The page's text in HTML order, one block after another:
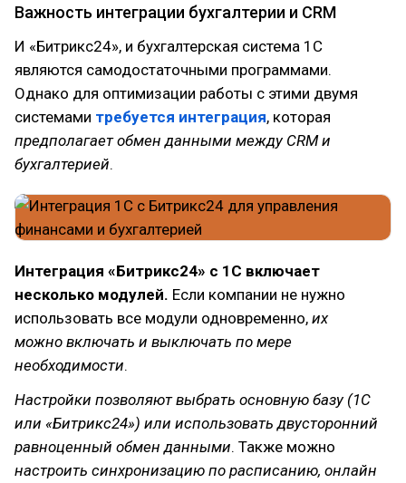
Важность интеграции бухгалтерии и CRM
И «Битрикс24», и бухгалтерская система 1С
являются самодостаточными программами.
Однако для оптимизации работы с этими двумя
системами требуется интеграция, которая
предполагает обмен данными между CRM и
бухгалтерией.
Интеграция «Битрикс24» с 1С включает
несколько модулей. Если компании не нужно
использовать все модули одновременно, их
можно включать и выключать по мере
необходимости.
Настройки позволяют выбрать основную базу (1С
или «Битрикс24») или использовать двусторонний
равноценный обмен данными. Также можно
настроить синхронизацию по расписанию, онлайн